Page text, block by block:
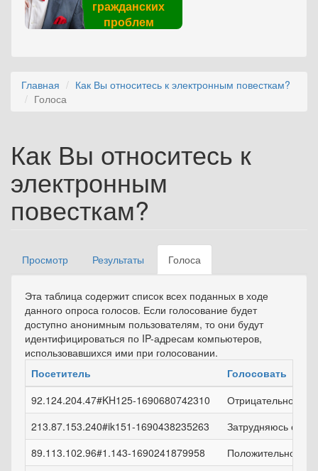
гражданских
проблем
Главная
Как Вы относитесь к электронным повесткам?
Голоса
Как Вы относитесь к
электронным
повесткам?
Главные вкладки
Просмотр Результаты Голоса
вкладка)
Эта таблица содержит список всех поданных в ходе
данного опроса голосов. Если голосование будет
доступно анонимным пользователям, то они будут
идентифицироваться по IP-адресам компьютеров,
использовавшихся ими при голосовании.
Посетитель
Голосовать
92.124.204.47#KH125-1690680742310
Отрицательно!
213.87.153.240#ik151-1690438235263
Затрудняюсь
89.113.102.96#1.143-1690241879958
Положительно!